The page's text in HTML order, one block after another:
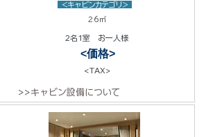
<キャビンカテゴリ>
26㎡
2名1室 お一人様
<価格>
<TAX>
>>キャビン設備について